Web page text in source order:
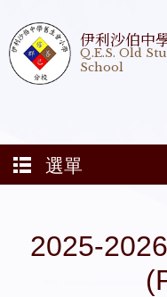
伊利沙伯中
Q.E.S. Old
School
選單
2025-